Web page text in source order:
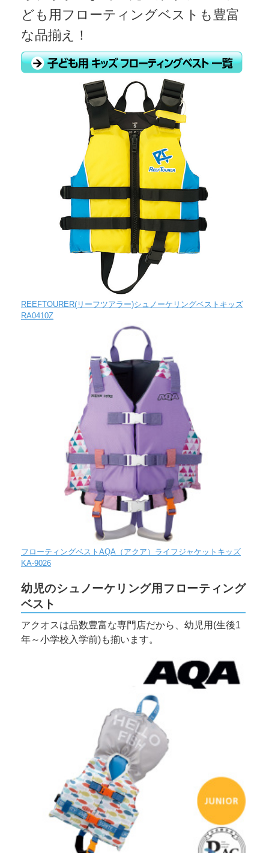
ども用フローティングベストも豊富
な品揃え！
REEFTOURER(リーフツアラー)シュノーケリングベストキッズ
RA0410Z
フローティングベストAQA（アクア）ライフジャケットキッズ
KA-9026
幼児のシュノーケリング用フローティング
ベスト
アクオスは品数豊富な専門店だから、幼児用(生後1
年～小学校入学前)も揃います。